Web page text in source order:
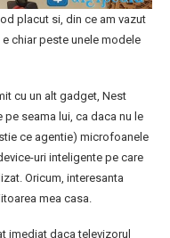
placut si, din ce am vazut
chiar peste unele modele
cu un alt gadget, Nest
seama lui, ca daca nu le
ce agentie) microfoanele
uri inteligente pe care
Oricum, interesanta
mea casa.
imediat daca televizorul